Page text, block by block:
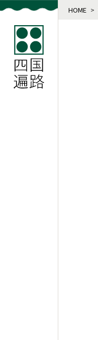
HOME >